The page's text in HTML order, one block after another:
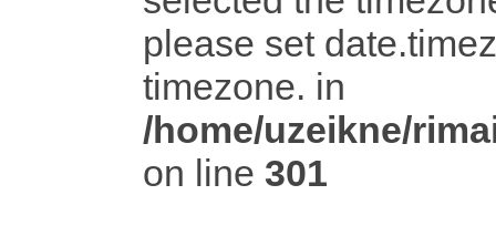
please set
timezone. in
/home/uzeikne/
on line 301